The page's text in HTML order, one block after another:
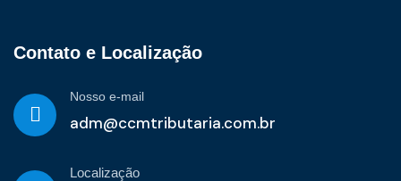
Contato e Localização
Nosso e-mail
adm@ccmtributaria.com.br
Localização